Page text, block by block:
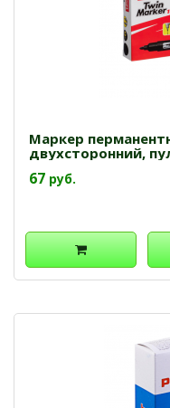
Маркер
двухсторонний,
67 руб.